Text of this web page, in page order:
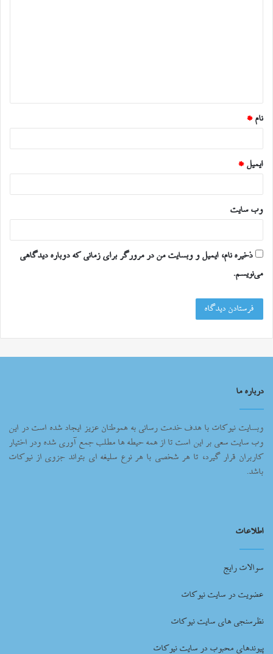
*
نام *
ایمیل *
وب‌ سایت
ذخیره نام، ایمیل و وبسایت من در مرورگر برای زمانی که دوباره دیدگاهی
می‌نویسم.
درباره ما
وبسایت نیوکات با هدف خدمت رسانی به هموطنان عزیز ایجاد شده است در این
وب سایت سعی بر این است تا از همه حیطه ها مطلب جمع آوری شده ودر اختیار
کاربران قرار گیرد، تا هر شخصی با هر نوع سلیغه ای بتواند جزوی از نیوکات
باشد.
اطلاعات
سوالات رایج
عضویت در سایت نیوکات
نظرسنجی های سایت نیوکات
پیوندهای محبوب در سایت نیوکات